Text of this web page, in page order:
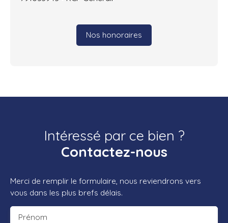
Nos honoraires
Intéressé par ce bien ?
Contactez-nous
Merci de remplir le formulaire, nous reviendrons vers
vous dans les plus brefs délais.
Prénom